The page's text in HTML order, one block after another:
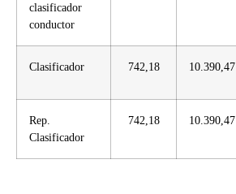
clasificador
conductor
Clasificador 742,18 10.390,47
Rep.
Clasificador
742,18 10.390,47